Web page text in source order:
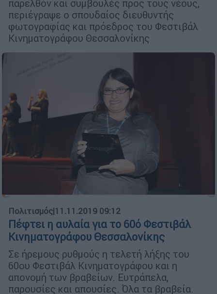
παρελθόν και συμβουλές προς τους νέους,
περιέγραψε ο σπουδαίος διευθυντής
φωτογραφίας και πρόεδρος του Φεστιβάλ
Κινηματογράφου Θεσσαλονίκης
Πολιτισμός|11.11.2019 09:12
Πέφτει η αυλαία για το 60ό Φεστιβάλ
Κινηματογράφου Θεσσαλονίκης
Σε ήρεμους ρυθμούς η τελετή λήξης του
60ου Φεστιβάλ Κινηματογράφου και η
απονομή των βραβείων. Ευτράπελα,
παρουσίες και απουσίες. Όλα τα βραβεία.